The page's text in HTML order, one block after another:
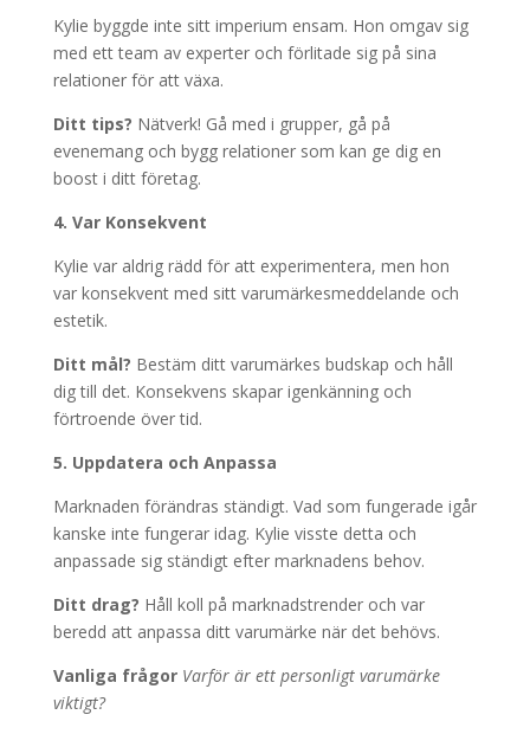
Kylie byggde inte sitt imperium ensam. Hon omgav sig
med ett team av experter och förlitade sig på sina
relationer för att växa.
Ditt tips? Nätverk! Gå med i grupper, gå på
evenemang och bygg relationer som kan ge dig en
boost i ditt företag.
4. Var Konsekvent
Kylie var aldrig rädd för att experimentera, men hon
var konsekvent med sitt varumärkesmeddelande och
estetik.
Ditt mål? Bestäm ditt varumärkes budskap och håll
dig till det. Konsekvens skapar igenkänning och
förtroende över tid.
5. Uppdatera och Anpassa
Marknaden förändras ständigt. Vad som fungerade igår
kanske inte fungerar idag. Kylie visste detta och
anpassade sig ständigt efter marknadens behov.
Ditt drag? Håll koll på marknadstrender och var
beredd att anpassa ditt varumärke när det behövs.
Vanliga frågor Varför är ett personligt varumärke
viktigt?